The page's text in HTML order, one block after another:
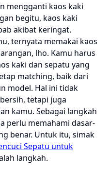
mengganti kaos kaki
begitu, kaos kaki
akibat keringat.
ternyata memakai kaos
lho. Kamu harus
kaki dan sepatu yang
matching, baik dari
model. Hal ini tidak
tetapi juga
kamu. Sebagai langkah
perlu memahami dasar-
benar. Untuk itu, simak
Sepatu untuk
langkah.